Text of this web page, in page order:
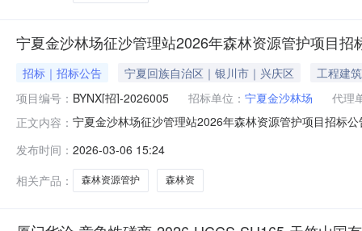
宁夏金沙林场征沙管理站2026年森林资源管护项目招
招标｜招标公告 宁夏回族自治区｜银川市｜兴庆区
工程建筑
项目编号： BYNX[招]-2026005 招标单位： 宁夏金沙林场
代理
正文内容： 宁夏金沙林场征沙管理站2026年森林资源管护项目招标
100%，招标人为宁夏金沙林场。项目已具备招标条件，
站。2.
发布时间： 2026-03-06 15:24
相关产品：
森林资源管护 森林资